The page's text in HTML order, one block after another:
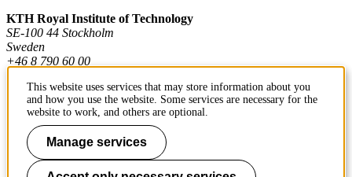
KTH Royal Institute of Technology
SE-100 44 Stockholm
Sweden
+46 8 790 60 00
Contact KTH
Work at KTH
Press and media
This website uses services that may store information about you
and how you use the website. Some services are necessary for the
website to work, and others are optional.
Manage services